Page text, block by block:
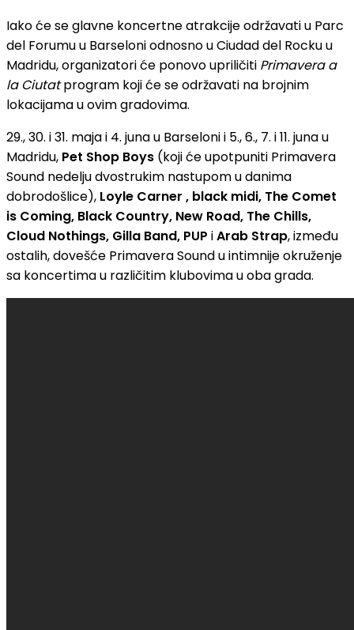
Iako će se glavne koncertne atrakcije održavati u Parc
del Forumu u Barseloni odnosno u Ciudad del Rocku u
Madridu, organizatori će ponovo upriličiti Primavera a
la Ciutatprogram koji će se održavati na brojnim
lokacijama u ovim gradovima.
29., 30. i 31. maja i 4. juna u Barseloni i 5., 6., 7. i 11. juna u
Madridu, Pet Shop Boys (koji će upotpuniti Primavera
Sound nedelju dvostrukim nastupom u danima
dobrodošlice), Loyle Carner , black midi, The Comet
is Coming, Black Country, New Road, The Chills,
Cloud Nothings, Gilla Band, PUP iArab Strap, između
ostalih, dovešće Primavera Sound u intimnije okruženje
sa koncertima u različitim klubovima u oba grada.